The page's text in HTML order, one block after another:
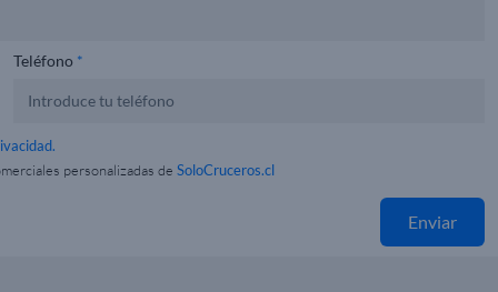
Teléfono *
personalizadas de SoloCruceros.cl
Enviar